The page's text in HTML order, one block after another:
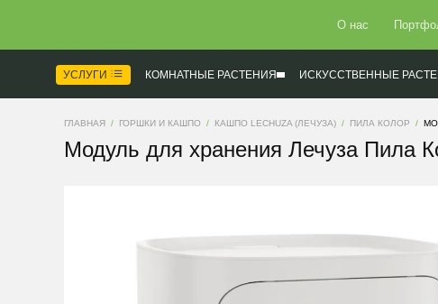
О нас
УСЛУГИ КОМНАТНЫЕ РАСТЕНИЯ ИСКУССТВЕННЫЕ
ГЛАВНАЯ ГОРШКИ И КАШПО КАШПО LECHUZA (ЛЕЧУЗА) ПИЛА КОЛОР
Модуль для хранения Лечуза Пила